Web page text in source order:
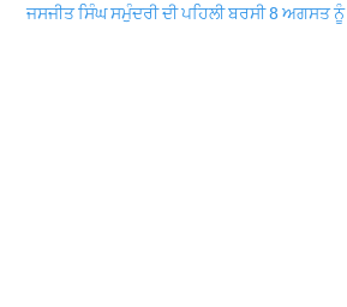
ਜਸਜੀਤ ਸਿੰਘ ਸਮੁੰਦਰੀ ਦੀ ਪਹਿਲੀ ਬਰਸੀ 8 ਅਗਸਤ ਨੂੰ